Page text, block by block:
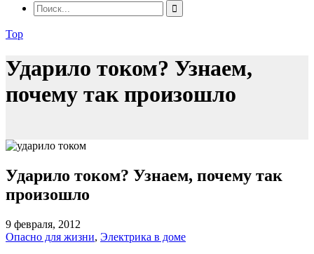
Top
Ударило током? Узнаем,
почему так произошло
Ударило током? Узнаем, почему так
произошло
9 февраля, 2012
Опасно для жизни, Электрика в доме